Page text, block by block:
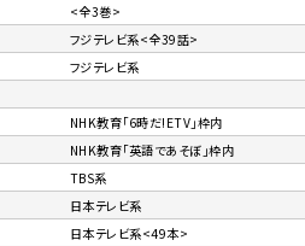
<全3巻>
フジテレビ系<全39話>
フジテレビ系
NHK教育「6時だ!ETV」枠内
NHK教育「英語であそぼ」枠内
TBS系
日本テレビ系
日本テレビ系<49本>